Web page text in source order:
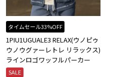
タイムセール33%OFF
1PIU1UGUALE3 RELAX(ウノピゥ
ウノウグァーレトレ リラックス)
ラインロゴワッフルパーカー
SALE